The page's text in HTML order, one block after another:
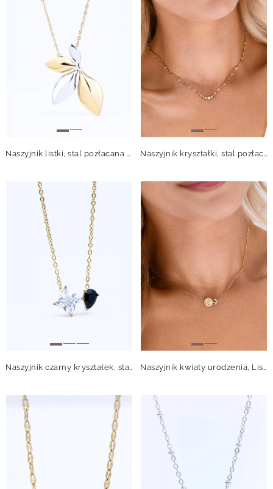
Naszyjnik listki, stal pozłacana S316411M00 Naszyjnik kryształki, stal pozłacana S315621Z00
Naszyjnik czarny kryształek, stal pozłacana S315603Z00 Naszyjnik kwiaty urodzenia, Listopadowa Camelia, stal pozłacana S315660Z00